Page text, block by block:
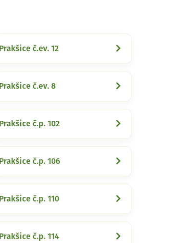
Prakšice č.ev. 12
Prakšice č.ev. 8
Prakšice č.p. 102
Prakšice č.p. 106
Prakšice č.p. 110
Prakšice č.p. 114